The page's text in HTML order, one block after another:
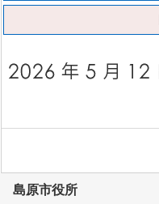
島原市役所